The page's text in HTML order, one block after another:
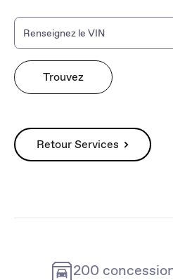
Renseignez le VIN
Trouvez
Retour Services
200